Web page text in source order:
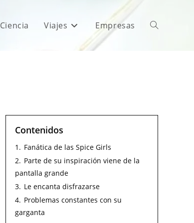
Ciencia Viajes Empresas
Contenidos
1. Fanática de las Spice Girls
2. Parte de su inspiración viene de la
pantalla grande
3. Le encanta disfrazarse
4. Problemas constantes con su
garganta